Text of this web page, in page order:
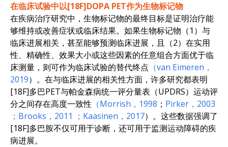
在临床试验中以[18F]DOPA PET作为生物标记物
在疾病治疗研究中，生物标记物的最终目标是证明治疗能
够维持或改善症状或临床结果。如果生物标记物（1）与
临床进展相关，甚至能够预测临床进展，且（2）在实用
性、精确性、效果大小或这些因素的任意组合方面优于临
床测量，则可作为临床试验的替代终点 （van Eimeren，
2019）。在与临床进展的相关性方面，许多研究都表明
[18F]多巴PET与帕金森病统一评分量表（UPDRS）运动评
分之间存在高度一致性 （Morrish，1998 ； Pirker，2003
；Brooks，2011
；Kaasinen，2017）。这些数据强调了
[18F]多巴胺不仅可用于诊断，还可用于监测运动障碍的疾
病进展。